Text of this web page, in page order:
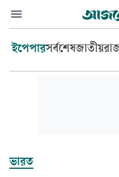
ইপেপারসর্বশেষজাতীয়
ভারত